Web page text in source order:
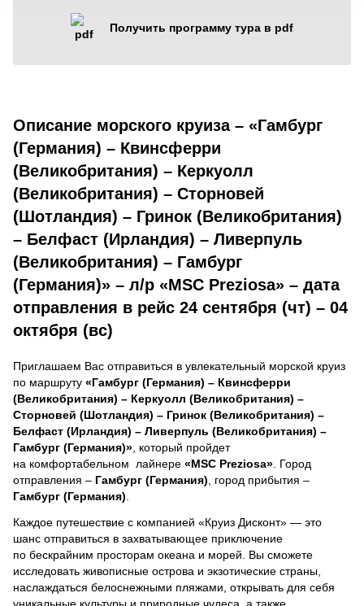
Получить программу тура в pdf
Описание морского круиза – «Гамбург
(Германия) – Квинсферри
(Великобритания) – Керкуолл
(Великобритания) – Сторновей
(Шотландия) – Гринок (Великобритания)
– Белфаст (Ирландия) – Ливерпуль
(Великобритания) – Гамбург
(Германия)» – л/р «MSC Preziosa» – дата
отправления в рейс 24 сентября (чт) – 04
октября (вс)
Приглашаем Вас отправиться в увлекательный морской круиз
по маршруту «Гамбург (Германия) – Квинсферри
(Великобритания) – Керкуолл (Великобритания) –
Сторновей (Шотландия) – Гринок (Великобритания) –
Белфаст (Ирландия) – Ливерпуль (Великобритания) –
Гамбург (Германия)» , который пройдет
на комфортабельном лайнере «MSC Preziosa» . Город
отправления – Гамбург (Германия) , город прибытия –
Гамбург (Германия)
Каждое путешествие с компанией «Круиз Дисконт» — это
шанс отправиться в захватывающее приключение
по бескрайним просторам океана и морей. Вы сможете
исследовать живописные острова и экзотические страны,
наслаждаться белоснежными пляжами, открывать для себя
уникальные культуры и природные чудеса, а также